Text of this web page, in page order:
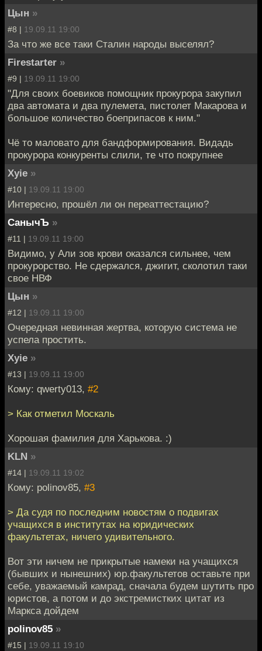
Цын »
#8 | 19.09.11 19:00
За что же все таки Сталин народы выселял?
Firestarter »
#9 | 19.09.11 19:00
"Для своих боевиков помощник прокурора закупил
два автомата и два пулемета, пистолет Макарова и
большое количество боеприпасов к ним."
Чё то маловато для бандформирования. Видадь
прокурора конкуренты слили, те что покрупнее
Xyie »
#10 | 19.09.11 19:00
Интересно, прошёл ли он переаттестацию?
СанычЪ »
#11 | 19.09.11 19:00
Видимо, у Али зов крови оказался сильнее, чем
прокурорство. Не сдержался, джигит, сколотил таки
свое НВФ
Цын »
#12 | 19.09.11 19:00
Очередная невинная жертва, которую система не
успела простить.
Xyie »
#13 | 19.09.11 19:00
Кому: qwerty013, #2
> Как отметил Москаль
Хорошая фамилия для Харькова. :)
KLN »
#14 | 19.09.11 19:02
Кому: polinov85, #3
> Да судя по последним новостям о подвигах
учащихся в институтах на юридических
факультетах, ничего удивительного.
Вот эти ничем не прикрытые намеки на учащихся
(бывших и нынешних) юр.факультетов оставьте при
себе, уважаемый камрад, сначала будем шутить про
юристов, а потом и до экстремистких цитат из
Маркса дойдем
polinov85 »
#15 | 19.09.11 19:10